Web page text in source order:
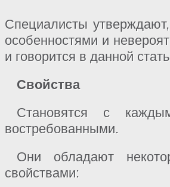
Специалисты
особенностями и
и говорится в данной
Свойства
Становятся с
востребованными.
Они обладают
свойствами: